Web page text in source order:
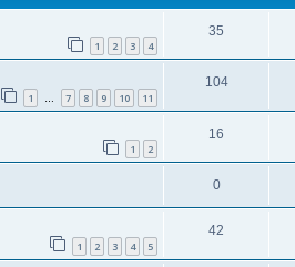
1 2 3 4
35
1 … 7 8 9 10 11
104
1 2
16
0
1 2 3 4 5
42